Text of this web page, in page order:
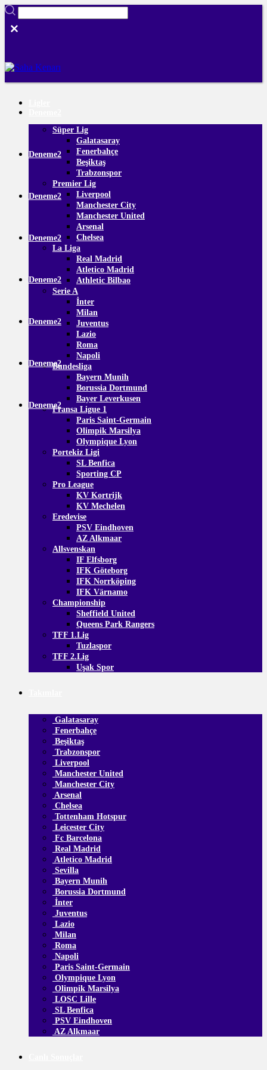
Süper Lig
Galatasaray
Fenerbahçe
Beşiktaş
Trabzonspor
Premier Lig
Liverpool
Manchester City
Manchester United
Arsenal
Chelsea
La Liga
Real Madrid
Atletico Madrid
Athletic Bilbao
Serie A
İnter
Milan
Juventus
Lazio
Roma
Napoli
Bundesliga
Bayern Munih
Borussia Dortmund
Bayer Leverkusen
Fransa Ligue 1
Paris Saint-Germain
Olimpik Marsilya
Olympique Lyon
Portekiz Ligi
SL Benfica
Sporting CP
Pro League
KV Kortrijk
KV Mechelen
Eredevise
PSV Eindhoven
AZ Alkmaar
Allsvenskan
IF Elfsborg
IFK Göteborg
IFK Norrköping
IFK Värnamo
Championship
Sheffield United
Queens Park Rangers
TFF 1.Lig
Tuzlaspor
TFF 2.Lig
Uşak Spor
Galatasaray
Fenerbahçe
Beşiktaş
Trabzonspor
Liverpool
Manchester United
Manchester City
Arsenal
Chelsea
Tottenham Hotspur
Leicester City
Fc Barcelona
Real Madrid
Atletico Madrid
Sevilla
Bayern Munih
Borussia Dortmund
İnter
Juventus
Lazio
Milan
Roma
Napoli
Paris Saint-Germain
Olympique Lyon
Olimpik Marsilya
LOSC Lille
SL Benfica
PSV Eindhoven
AZ Alkmaar
Deneme2
Deneme2
Deneme2
Deneme2
Deneme2
Deneme2
Deneme2